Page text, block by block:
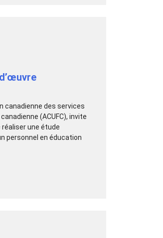
canadienne des services
(ACUFC), invite
une étude
personnel en éducation